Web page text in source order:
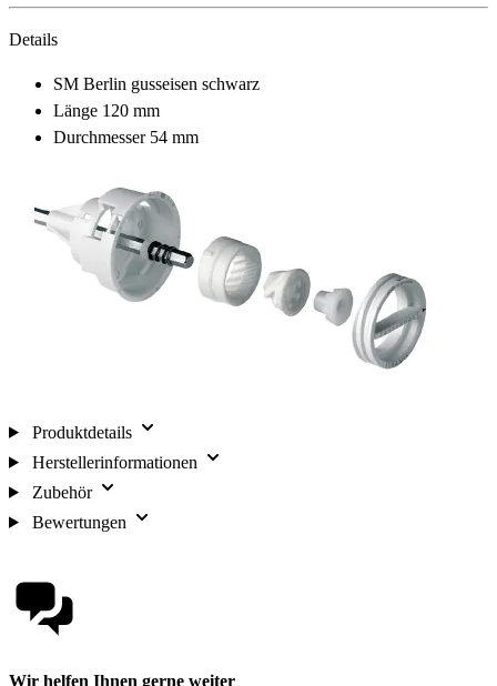
Details
SM Berlin gusseisen schwarz
Länge 120 mm
Durchmesser 54 mm
Produktdetails
Herstellerinformationen
Zubehör
Bewertungen
Wir helfen Ihnen gerne weiter